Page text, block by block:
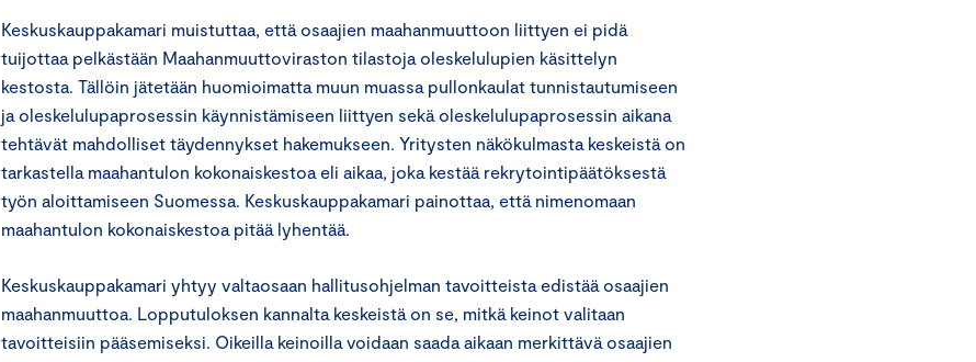
Keskuskauppakamari muistuttaa, että osaajien maahanmuuttoon liittyen ei pidä
tuijottaa pelkästään Maahanmuuttoviraston tilastoja oleskelulupien käsittelyn
kestosta. Tällöin jätetään huomioimatta muun muassa pullonkaulat tunnistautumiseen
ja oleskelulupaprosessin käynnistämiseen liittyen sekä oleskelulupaprosessin aikana
tehtävät mahdolliset täydennykset hakemukseen. Yritysten näkökulmasta keskeistä on
tarkastella maahantulon kokonaiskestoa eli aikaa, joka kestää rekrytointipäätöksestä
työn aloittamiseen Suomessa. Keskuskauppakamari painottaa, että nimenomaan
maahantulon kokonaiskestoa pitää lyhentää.
Keskuskauppakamari yhtyy valtaosaan hallitusohjelman tavoitteista edistää osaajien
maahanmuuttoa. Lopputuloksen kannalta keskeistä on se, mitkä keinot valitaan
tavoitteisiin pääsemiseksi. Oikeilla keinoilla voidaan saada aikaan merkittävä osaajien